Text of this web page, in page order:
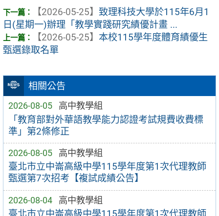
相關公告
2026-08-05 高中教學組
「教育部對外華語教學能力認證考試規費收費標
準」第2條修正
2026-08-05 高中教學組
臺北市立中崙高級中學115學年度第1次代理教師
甄選第7次招考【複試成績公告】
2026-08-04 高中教學組
【2026-05-25】 致理科技大學於115年6月1
日(星期一)辦理「教學實踐研究績優計畫 ...
【2026-05-25】 本校115學年度體育績優生
甄選錄取名單